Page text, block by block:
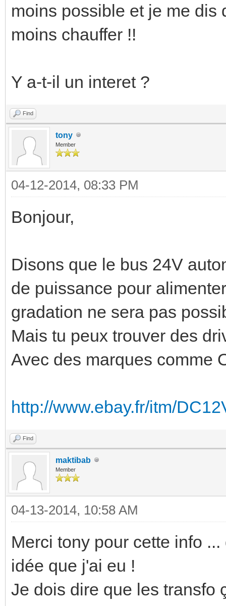
moins possible et je me dis
moins chauffer !!
Y a-t-il un interet ?
Find
tony
Member
04-12-2014, 08:33 PM
Bonjour,
Disons que le bus 24V
de puissance pour
gradation ne sera pas
Mais tu peux trouver des
Avec des marques comme
http://www.ebay.fr/itm/
Find
maktibab
Member
04-13-2014, 10:58 AM
Merci tony pour cette info
idée que j'ai eu !
Je dois dire que les transfo